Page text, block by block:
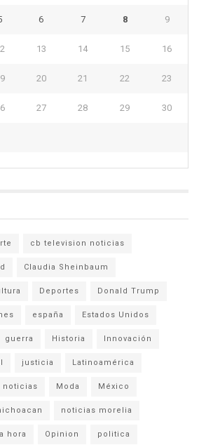
6 7 8 9
13 14 15 16
20 21 22 23
27 28 29 30
cb television noticias
Claudia Sheinbaum
Deportes Donald Trump
españa Estados Unidos
guerra Historia Innovación
justicia Latinoamérica
noticias Moda México
noticias morelia
hora Opinion politica